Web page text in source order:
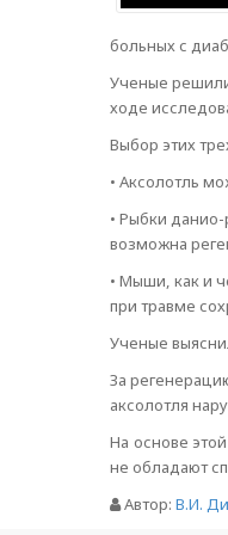
больных с
Ученые
ходе
Выбор этих
• Аксолотль
• Рыбки
возможна
• Мыши, как и
при травме
Ученые
За
аксолотля
На основе
не обладают
Автор: В.И.